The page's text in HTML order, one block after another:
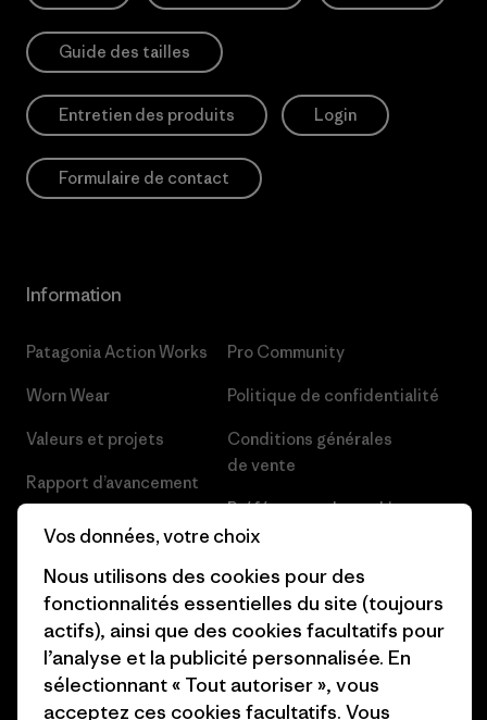
Guide des tailles
Entretien des produits Login
Formulaire de contact
Information
Patagonia Action Works
Worn Wear
Valeurs et projets
Rapport d’avancement
Business Unusual
Objectifs climatiques
1% For The Planet
Comment nous finançons
Pro Community
Politique de confidentialité
Conditions générales
de vente
Préférences de cookie
Presse et media
Industry program
Programme d’affiliation
Vos données, votre choix
Nous utilisons des cookies pour des
fonctionnalités essentielles du site (toujours
actifs), ainsi que des cookies facultatifs pour
l’analyse et la publicité personnalisée. En
sélectionnant « Tout autoriser », vous
acceptez ces cookies facultatifs. Vous